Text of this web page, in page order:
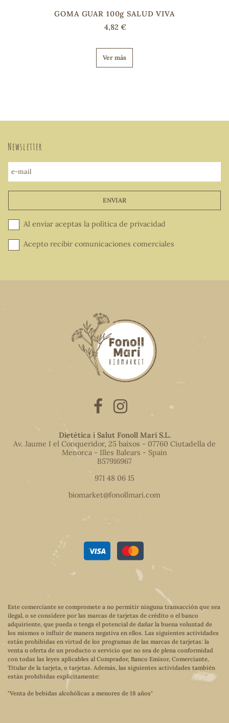
GOMA GUAR 100g SALUD VIVA
4,82 €
Ver más
Newsletter
e-mail
ENVIAR
Al enviar aceptas la política de privacidad
Acepto recibir comunicaciones comerciales
Dietètica i Salut Fonoll Marí S.L.
Av. Jaume I el Conqueridor, 25 baixos - 07760 Ciutadella de
Menorca - Illes Balears - Spain
B57916967
971 48 06 15
biomarket@fonollmari.com
Este comerciante se compromete a no permitir ninguna transacción que sea
ilegal, o se considere por las marcas de tarjetas de crédito o el banco
adquiriente, que pueda o tenga el potencial de dañar la buena voluntad de
los mismos o influir de manera negativa en ellos. Las siguientes actividades
están prohibidas en virtud de los programas de las marcas de tarjetas: la
venta u oferta de un producto o servicio que no sea de plena conformidad
con todas las leyes aplicables al Comprador, Banco Emisor, Comerciante,
Titular de la tarjeta, o tarjetas. Además, las siguientes actividades también
están prohibidas explícitamente:
"Venta de bebidas alcohólicas a menores de 18 años"